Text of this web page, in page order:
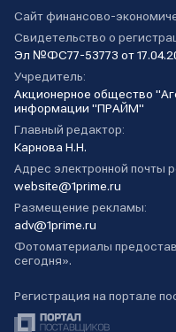
Сайт финансово-
Свидетельство о
Эл №ФС77-53773 от
Учредитель:
Акционерное общество
информации "ПРАЙМ"
Главный редактор:
Карнова Н.Н.
Адрес электронной почты
website@1prime.ru
Размещение рекламы:
adv@1prime.ru
Фотоматериалы
сегодня».
Регистрация на портале